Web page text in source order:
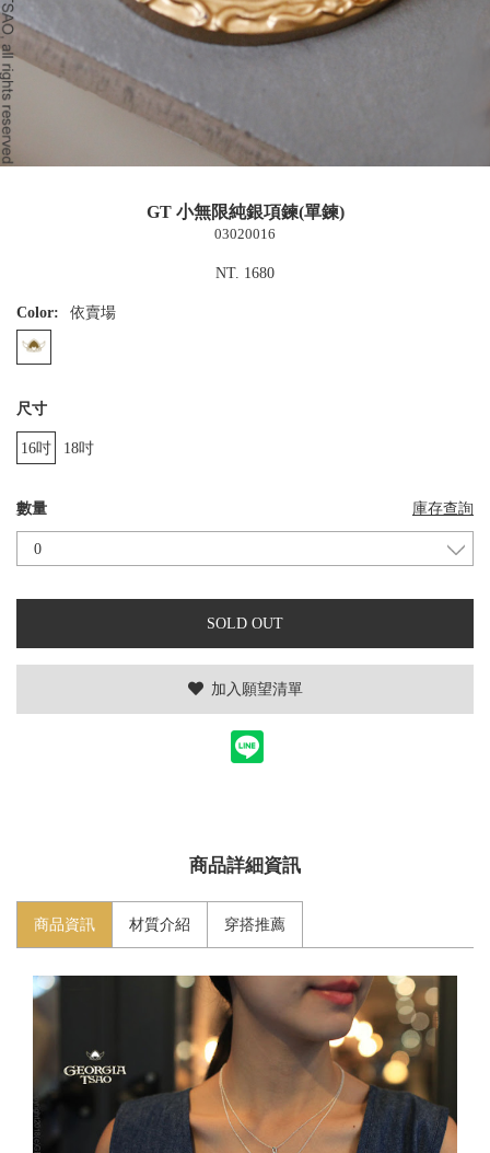
GT 小無限純銀項鍊(單鍊)
03020016
NT. 1680
Color: 依賣場
尺寸
16吋 18吋
數量 庫存查詢
SOLD OUT
加入願望清單
商品詳細資訊
商品資訊 材質介紹 穿搭推薦